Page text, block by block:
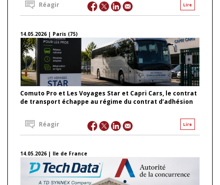
Lire
Réagir
14.05.2026 | Paris (75)
Comuto Pro et Les Voyages Star et Capri Cars, le contrat
de transport échappe au régime du contrat d’adhésion
Lire
Réagir
14.05.2026 | Ile de France